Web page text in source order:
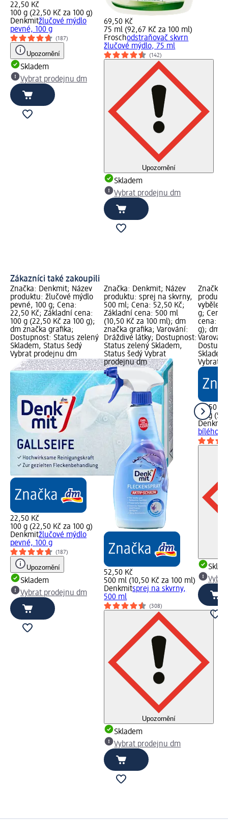
22,50 Kč
100 g (22,50 Kč za 100 g)
Denkmitžlučové mýdlo
pevné, 100 g
(187)
Upozornění
Skladem
Vybrat prodejnu dm
69,50 Kč
75 ml (92,67 Kč za 100 ml)
Froschodstraňovač skvrn
žlučové mýdlo, 75 ml
(142)
Upozornění
Skladem
Vybrat prodejnu dm
Zákazníci také zakoupili
Značka: Denkmit; Název
produktu: žlučové mýdlo
pevné, 100 g; Cena:
22,50 Kč; Základní cena:
100 g (22,50 Kč za 100 g);
dm značka grafika;
Dostupnost: Status zelený
Skladem, Status šedý
Vybrat prodejnu dm
22,50 Kč
100 g (22,50 Kč za 100 g)
Denkmitžlučové mýdlo
pevné, 100 g
(187)
Upozornění
Skladem
Vybrat prodejnu dm
Značka: Denkmit; Název
produktu: sprej na skvrny,
500 ml; Cena: 52,50 Kč;
Základní cena: 500 ml
(10,50 Kč za 100 ml); dm
značka grafika; Varování:
Dráždivé látky; Dostupnost:
Status zelený Skladem,
Status šedý Vybrat
prodejnu dm
52,50 Kč
500 ml (10,50 Kč za 100 ml)
Denkmitsprej na skvrny,
500 ml
(308)
Upozornění
Skladem
Vybrat prodejnu dm
Značka:
vybělení
g;
cena: 50
g); dm
Vybrat
29,50 Kč
50 g
Denkmit
bílého